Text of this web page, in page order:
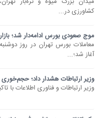
کشاورزی در...
موج صعودی بورس ادامه‌دار شد؛
آغاز شد؛...
وزیر ارتباطات هشدار داد؛
وزیر ارتباطات و فناوری اطلاعات با